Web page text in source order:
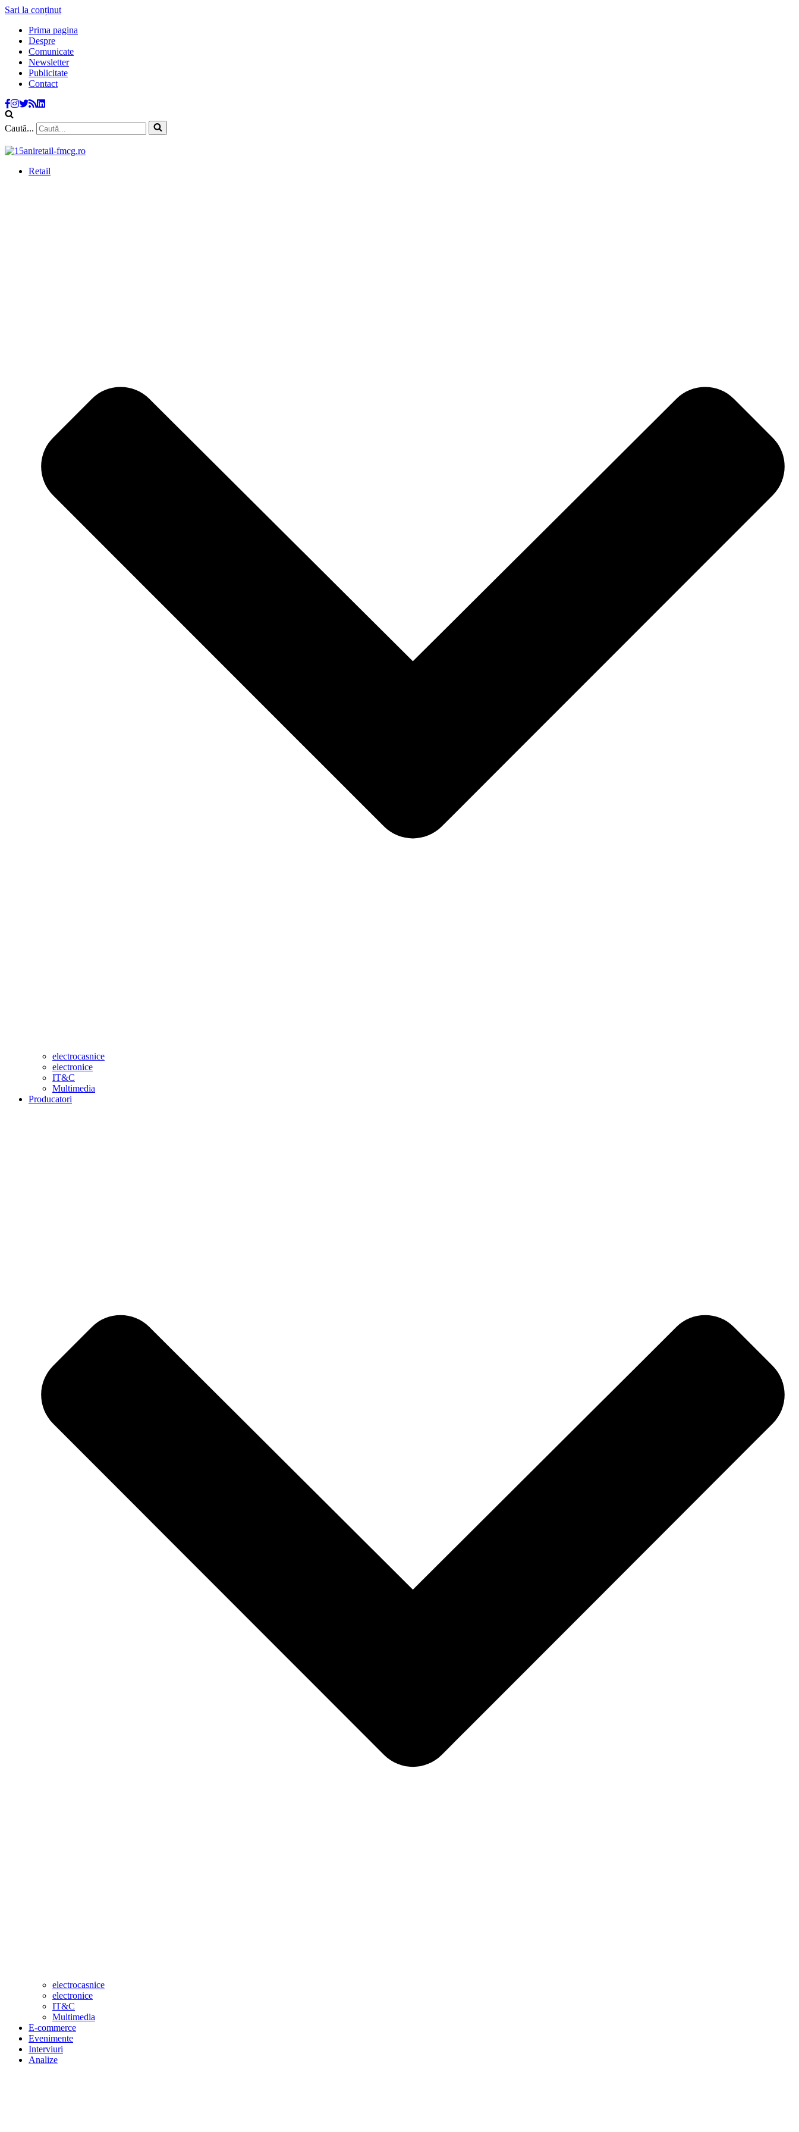
Sari la conținut
Prima pagina
Despre
Comunicate
Newsletter
Publicitate
Contact
Caută...
Retail
electrocasnice
electronice
IT&C
Multimedia
Producatori
electrocasnice
electronice
IT&C
Multimedia
E-commerce
Evenimente
Interviuri
Analize